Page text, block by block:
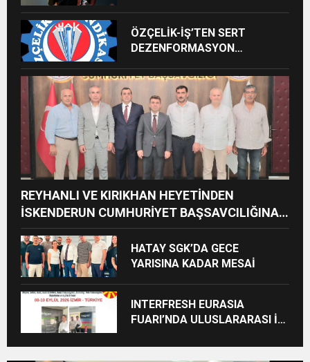
ÖZÇELİK-İŞ’TEN SERT
DEZENFORMASYON
CEZAİ SÜREÇ BAŞLATILDI”
REYHANLI VE KIRIKHAN HEYETİNDEN
İSKENDERUN CUMHURİYET BAŞSAVCILIĞINA
ZİYARET
HATAY SGK’DA GECE
YARISINA KADAR MESAİ
INTERFRESH EURASIA
FUARI’NDA ULUSLARARASI İŞ
BAŞLADI